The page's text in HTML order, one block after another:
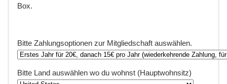
Box.
Bitte Zahlungsoptionen zur Mitgliedschaft auswählen.
Bitte Land auswählen wo du wohnst (Hauptwohnsitz)